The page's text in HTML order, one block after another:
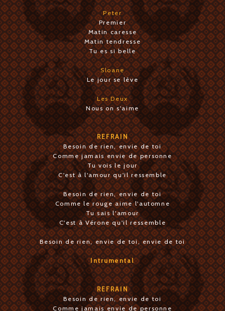
Peter
Premier
Matin caresse
Matin tendresse
Tu es si belle
Sloane
Le jour se lève
Les Deux
Nous on s'aime
REFRAIN
Besoin de rien, envie de toi
Comme jamais envie de personne
Tu vois le jour
C'est à l'amour qu'il ressemble
Besoin de rien, envie de toi
Comme le rouge aime l'automne
Tu sais l'amour
C'est à Vérone qu'il ressemble
Besoin de rien, envie de toi, envie de toi
Intrumental
REFRAIN
Besoin de rien, envie de toi
Comme jamais envie de personne